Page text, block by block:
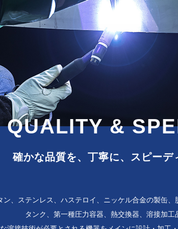
QUALITY &
確かな品質を、丁寧に、 スピーデ
ン、ステンレス、ハステロイ、ニッケル合金の製缶、
タンク、第一種圧力容器、熱交換器、溶接加工